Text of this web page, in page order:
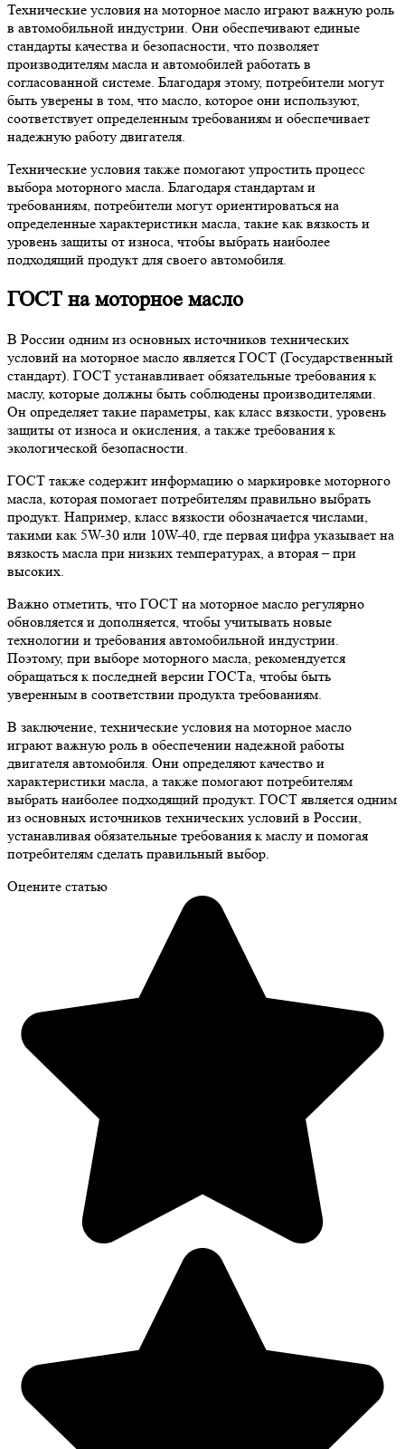
Технические условия на моторное масло играют важную роль
в автомобильной индустрии. Они обеспечивают единые
стандарты качества и безопасности, что позволяет
производителям масла и автомобилей работать в
согласованной системе. Благодаря этому, потребители могут
быть уверены в том, что масло, которое они используют,
соответствует определенным требованиям и обеспечивает
надежную работу двигателя.
Технические условия также помогают упростить процесс
выбора моторного масла. Благодаря стандартам и
требованиям, потребители могут ориентироваться на
определенные характеристики масла, такие как вязкость и
уровень защиты от износа, чтобы выбрать наиболее
подходящий продукт для своего автомобиля.
ГОСТ на моторное масло
В России одним из основных источников технических
условий на моторное масло является ГОСТ (Государственный
стандарт). ГОСТ устанавливает обязательные требования к
маслу, которые должны быть соблюдены производителями.
Он определяет такие параметры, как класс вязкости, уровень
защиты от износа и окисления, а также требования к
экологической безопасности.
ГОСТ также содержит информацию о маркировке моторного
масла, которая помогает потребителям правильно выбрать
продукт. Например, класс вязкости обозначается числами,
такими как 5W-30 или 10W-40, где первая цифра указывает на
вязкость масла при низких температурах, а вторая – при
высоких.
Важно отметить, что ГОСТ на моторное масло регулярно
обновляется и дополняется, чтобы учитывать новые
технологии и требования автомобильной индустрии.
Поэтому, при выборе моторного масла, рекомендуется
обращаться к последней версии ГОСТа, чтобы быть
уверенным в соответствии продукта требованиям.
В заключение, технические условия на моторное масло
играют важную роль в обеспечении надежной работы
двигателя автомобиля. Они определяют качество и
характеристики масла, а также помогают потребителям
выбрать наиболее подходящий продукт. ГОСТ является одним
из основных источников технических условий в России,
устанавливая обязательные требования к маслу и помогая
потребителям сделать правильный выбор.
Оцените статью